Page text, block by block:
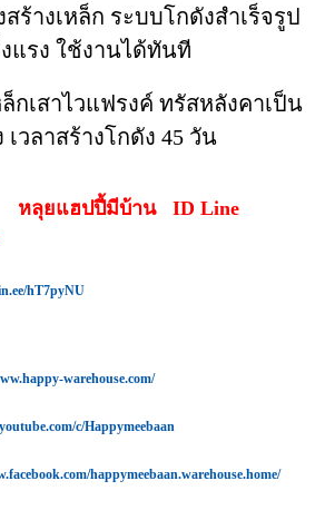
ร้างเหล็ก ระบบโกดังสำเร็จรูป
แรง ใช้งานได้ทันที
กเสาไวแฟรงค์ ทรัสหลังคาเป็น
วลาสร้างโกดัง 45 วัน
หลุยแฮปปี้มีบ้าน ID Line
hT7pyNU
warehouse.com/
c/Happymeebaan
happymeebaan.warehouse.home/